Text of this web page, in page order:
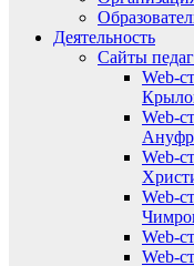
Деятельность
Сайты
Web-
Web-
Web-
Web-
Web-
Web-